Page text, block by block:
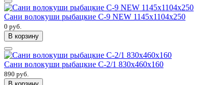
Сани волокуши рыбацкие С-9 NEW 1145x1104x250
0 руб.
В корзину
Сани волокуши рыбацкие С-2/1 830х460х160
890 руб.